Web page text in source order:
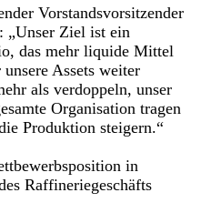
Vorstandsvorsitzender
„Unser Ziel ist ein
das mehr liquide Mittel
Assets weiter
als verdoppeln, unser
Organisation tragen
Produktion steigern.“
in
Raffineriegeschäfts